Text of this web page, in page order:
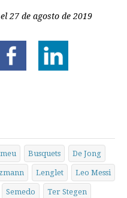
el 27 de agosto de 2019
Busquets De Jong
Lenglet Leo Messi
Semedo Ter Stegen